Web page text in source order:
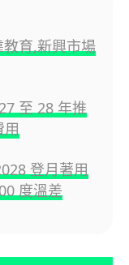
育,新興市場
至 28 年推
用
登月著用
度溫差